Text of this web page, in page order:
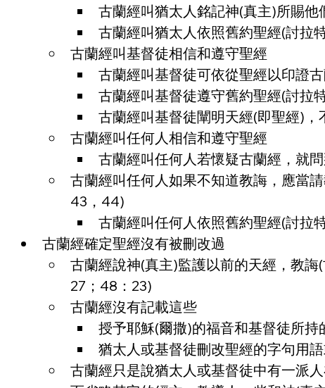
古蘭經叫猶太人銘記神(真主)所賜
古蘭經叫猶太人依照舊約聖經(討拉
古蘭經叫基督徒相信和遵守聖經
古蘭經叫基督徒可依從聖經以印證
古蘭經叫基督徒遵守舊約聖經(討拉
古蘭經叫基督徒闡明天經(即聖經)，
古蘭經叫任何人相信和遵守聖經
古蘭經叫任何人若懷疑古蘭經，就
古蘭經叫任何人如果不知道教誨，應當
43，44)
古蘭經叫任何人依照舊約聖經(討拉
古蘭經確定聖經沒有被刪改過
古蘭經說神(真主)監護以前的天經，教
27；48：23)
古蘭經沒有記載這些
授予耶穌(爾撒)的福音和基督徒所持
猶太人或基督徒刪改聖經的字句用
古蘭經只是說猶太人或基督徒中有一派